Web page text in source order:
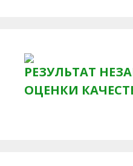
РЕЗУЛЬТАТ
ОЦЕНКИ